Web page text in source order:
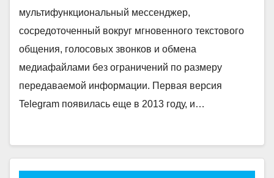
мультифункциональный мессенджер,
сосредоточенный вокруг мгновенного текстового
общения, голосовых звонков и обмена
медиафайлами без ограничений по размеру
передаваемой информации. Первая версия
Telegram появилась еще в 2013 году, и…